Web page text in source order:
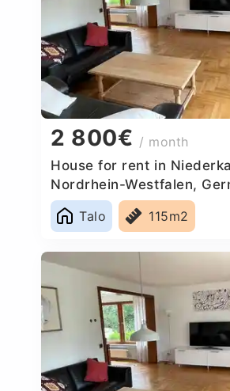
2 800€ / month
House for rent in
Nordrhein-Westfalen,
Talo
115m2